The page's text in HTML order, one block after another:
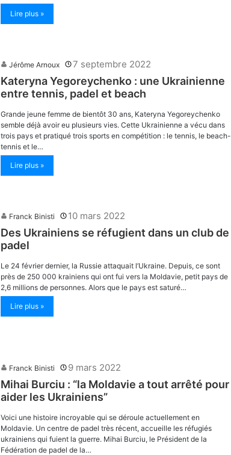
Lire plus »
Jérôme Arnoux 7 septembre 2022
Kateryna Yegoreychenko : une Ukrainienne
entre tennis, padel et beach
Grande jeune femme de bientôt 30 ans, Kateryna Yegoreychenko
semble déjà avoir eu plusieurs vies. Cette Ukrainienne a vécu dans
trois pays et pratiqué trois sports en compétition : le tennis, le beach-
tennis et le…
Lire plus »
Franck Binisti 10 mars 2022
Des Ukrainiens se réfugient dans un club de
padel
Le 24 février dernier, la Russie attaquait l’Ukraine. Depuis, ce sont
près de 250 000 krainiens qui ont fui vers la Moldavie, petit pays de
2,6 millions de personnes. Alors que le pays est saturé…
Lire plus »
Franck Binisti 9 mars 2022
Mihai Burciu : “la Moldavie a tout arrêté pour
aider les Ukrainiens”
Voici une histoire incroyable qui se déroule actuellement en
Moldavie. Un centre de padel très récent, accueille les réfugiés
ukrainiens qui fuient la guerre. Mihai Burciu, le Président de la
Fédération de padel de la…